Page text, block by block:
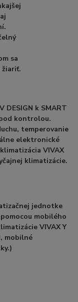
sa
žiariť.
DESIGN k SMART
kontrolou.
temperovanie
elektronické
VIVAX
klimatizácie.
jednotke
mobilého
VIVAX Y
mobilné